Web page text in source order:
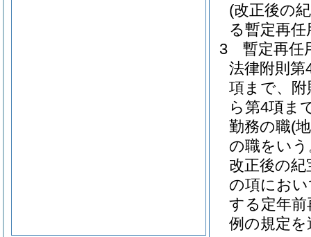
(改正後の
る暫定再
3
暫定再任
法律附則第
項まで、附
ら第4項ま
勤務の職(
の職をいう
改正後の
の項にお
する定年
例の規定